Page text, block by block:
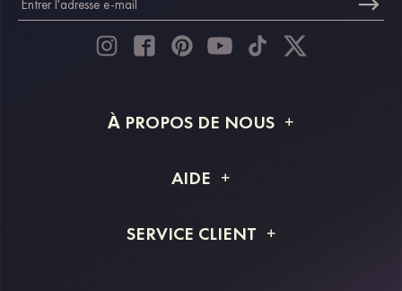
À PROPOS DE NOUS
Livraison
AIDE
Retour et remboursement
SERVICE CLIENT